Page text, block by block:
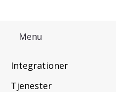
Menu
Integrationer
Tjenester